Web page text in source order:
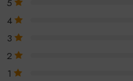
4
3
2
1